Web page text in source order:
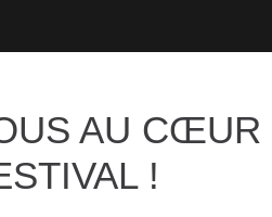
AU CŒUR
!